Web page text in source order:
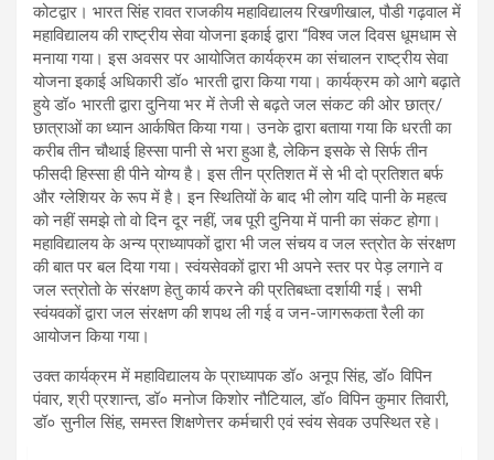
कोटद्वार। भारत सिंह रावत राजकीय महाविद्यालय रिखणीखाल, पौडी गढ़वाल में
महाविद्यालय की राष्ट्रीय सेवा योजना इकाई द्वारा “विश्व जल दिवस धूमधाम से
मनाया गया। इस अवसर पर आयोजित कार्यक्रम का संचालन राष्ट्रीय सेवा
योजना इकाई अधिकारी डॉ० भारती द्वारा किया गया। कार्यक्रम को आगे बढ़ाते
हुये डॉ० भारती द्वारा दुनिया भर में तेजी से बढ़ते जल संकट की ओर छात्र/
छात्राओं का ध्यान आर्कषित किया गया। उनके द्वारा बताया गया कि धरती का
करीब तीन चौथाई हिस्सा पानी से भरा हुआ है, लेकिन इसके से सिर्फ तीन
फीसदी हिस्सा ही पीने योग्य है। इस तीन प्रतिशत में से भी दो प्रतिशत बर्फ
और ग्लेशियर के रूप में है। इन स्थितियों के बाद भी लोग यदि पानी के महत्व
को नहीं समझे तो वो दिन दूर नहीं, जब पूरी दुनिया में पानी का संकट होगा।
महाविद्यालय के अन्य प्राध्यापकों द्वारा भी जल संचय व जल स्त्रोत के संरक्षण
की बात पर बल दिया गया। स्वंयसेवकों द्वारा भी अपने स्तर पर पेड़ लगाने व
जल स्त्रोतो के संरक्षण हेतु कार्य करने की प्रतिबध्ता दर्शायी गई। सभी
स्वंयवकों द्वारा जल संरक्षण की शपथ ली गई व जन-जागरूकता रैली का
आयोजन किया गया।
उक्त कार्यक्रम में महाविद्यालय के प्राध्यापक डॉ० अनूप सिंह, डॉ० विपिन
पंवार, श्री प्रशान्त, डॉ० मनोज किशोर नौटियाल, डॉ० विपिन कुमार तिवारी,
डॉ० सुनील सिंह, समस्त शिक्षणेत्तर कर्मचारी एवं स्वंय सेवक उपस्थित रहे।